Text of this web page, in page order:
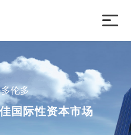
伦多
国际性资本市场